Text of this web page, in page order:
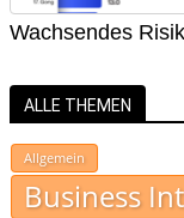
Wachsendes
ALLE THEMEN
Allgemein
Business